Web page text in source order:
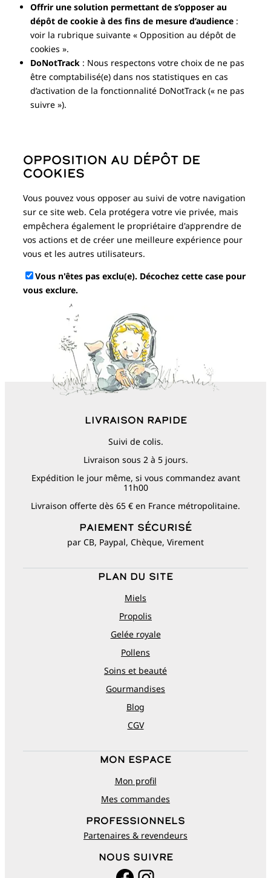
Offrir une solution permettant de s’opposer au
dépôt de cookie à des fins de mesure d’audience :
voir la rubrique suivante « Opposition au dépôt de
cookies ».
DoNotTrack : Nous respectons votre choix de ne pas
être comptabilisé(e) dans nos statistiques en cas
d’activation de la fonctionnalité DoNotTrack (« ne pas
suivre »).
Opposition au dépôt de
cookies
Vous pouvez vous opposer au suivi de votre navigation
sur ce site web. Cela protégera votre vie privée, mais
empêchera également le propriétaire d'apprendre de
vos actions et de créer une meilleure expérience pour
vous et les autres utilisateurs.
Vous n'êtes pas exclu(e). Décochez cette case pour
vous exclure.
Livraison rapide
Suivi de colis.
Livraison sous 2 à 5 jours.
Expédition le jour même, si vous commandez avant
11h00
Livraison offerte dès 65 € en France métropolitaine.
Paiement sécurisé
par CB, Paypal, Chèque, Virement
Plan du site
Miels
Propolis
Gelée royale
Pollens
Soins et beauté
Gourmandises
Blog
CGV
Mon espace
Mon profil
Mes commandes
Professionnels
Partenaires & revendeurs
Nous suivre